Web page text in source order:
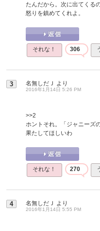
たんだから。次に出てくる
怒りを鎮めてくれよ。
それな！ 306
3 名無しだＪ より
2016年1月14日 5:26 PM
>>2
ホントそれ。「ジャニーズ
果たしてほしいわ
それな！ 270
4 名無しだＪ より
2016年1月14日 5:55 PM